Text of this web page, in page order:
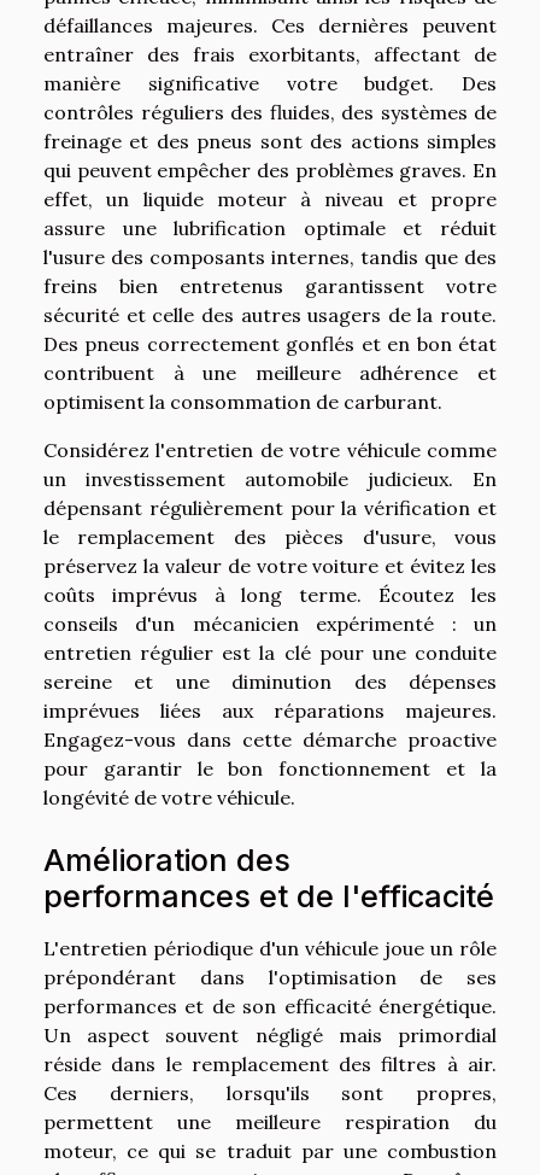
défaillances majeures. Ces dernières peuvent
entraîner des frais exorbitants, affectant de
manière significative votre budget. Des
contrôles réguliers des fluides, des systèmes de
freinage et des pneus sont des actions simples
qui peuvent empêcher des problèmes graves. En
effet, un liquide moteur à niveau et propre
assure une lubrification optimale et réduit
l'usure des composants internes, tandis que des
freins bien entretenus garantissent votre
sécurité et celle des autres usagers de la route.
Des pneus correctement gonflés et en bon état
contribuent à une meilleure adhérence et
optimisent la consommation de carburant.
Considérez l'entretien de votre véhicule comme
un investissement automobile judicieux. En
dépensant régulièrement pour la vérification et
le remplacement des pièces d'usure, vous
préservez la valeur de votre voiture et évitez les
coûts imprévus à long terme. Écoutez les
conseils d'un mécanicien expérimenté : un
entretien régulier est la clé pour une conduite
sereine et une diminution des dépenses
imprévues liées aux réparations majeures.
Engagez-vous dans cette démarche proactive
pour garantir le bon fonctionnement et la
longévité de votre véhicule.
Amélioration des
performances et de l'efficacité
L'entretien périodique d'un véhicule joue un rôle
prépondérant dans l'optimisation de ses
performances et de son efficacité énergétique.
Un aspect souvent négligé mais primordial
réside dans le remplacement des filtres à air.
Ces derniers, lorsqu'ils sont propres,
permettent une meilleure respiration du
moteur, ce qui se traduit par une combustion